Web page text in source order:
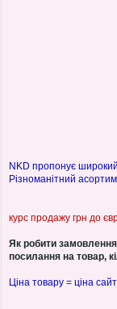
NKD пропонує
Різноманітний
курс продажу грн до
Як робити
посилання на товар,
Ціна товару = ціна